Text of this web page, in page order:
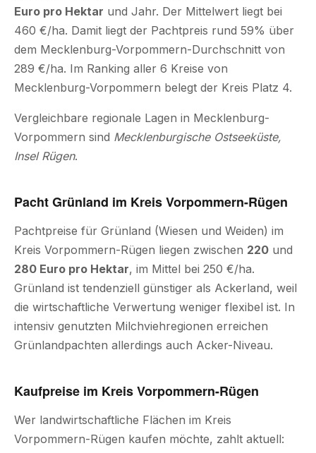
Euro pro Hektar und Jahr. Der Mittelwert liegt bei
460 €/ha. Damit liegt der Pachtpreis rund 59% über
dem Mecklenburg-Vorpommern-Durchschnitt von
289 €/ha. Im Ranking aller 6 Kreise von
Mecklenburg-Vorpommern belegt der Kreis Platz 4.
Vergleichbare regionale Lagen in Mecklenburg-
Vorpommern sind Mecklenburgische Ostseeküste,
Insel Rügen.
Pacht Grünland im Kreis Vorpommern-Rügen
Pachtpreise für Grünland (Wiesen und Weiden) im
Kreis Vorpommern-Rügen liegen zwischen 220 und
280 Euro pro Hektar, im Mittel bei 250 €/ha.
Grünland ist tendenziell günstiger als Ackerland, weil
die wirtschaftliche Verwertung weniger flexibel ist. In
intensiv genutzten Milchviehregionen erreichen
Grünlandpachten allerdings auch Acker-Niveau.
Kaufpreise im Kreis Vorpommern-Rügen
Wer landwirtschaftliche Flächen im Kreis
Vorpommern-Rügen kaufen möchte, zahlt aktuell: